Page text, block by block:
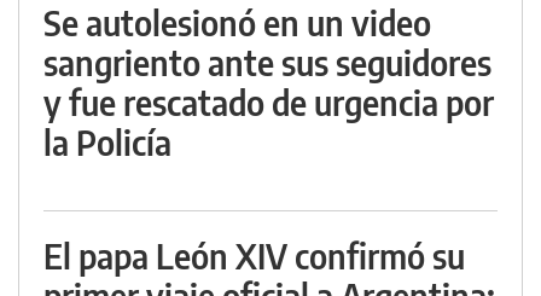
Se autolesionó en un video
sangriento ante sus seguidores
y fue rescatado de urgencia por
la Policía
El papa León XIV confirmó su